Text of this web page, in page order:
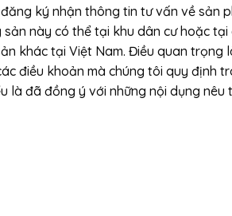
ký nhận thông tin tư vấn về sản
này có thể tại khu dân cư hoặc tại
khác tại Việt Nam. Điều quan trọng
điều khoản mà chúng tôi quy định
là đã đồng ý với những nội dụng nêu